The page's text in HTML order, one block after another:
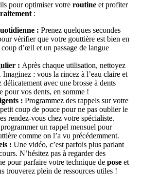
pour optimiser votre routine et profiter
:
: Prenez quelques secondes
vérifier que votre gouttière est bien en
d’œil et un passage de langue
: Après chaque utilisation, nettoyez
: vous la rincez à l’eau claire et
délicatement avec une brosse à dents
pour vos dents, en somme !
: Programmez des rappels sur votre
coup de pouce pour ne pas oublier le
rendez-vous chez votre spécialiste.
programmer un rappel mensuel pour
comme on l’a vu précédemment.
: Une vidéo, c’est parfois plus parlant
N’hésitez pas à regarder des
pour parfaire votre technique de pose et
trouverez plein de ressources utiles !